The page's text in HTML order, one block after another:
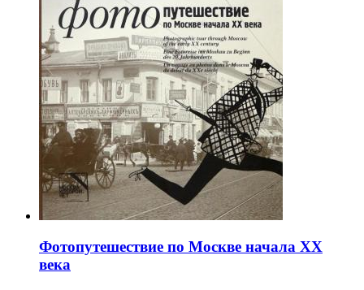
Фотопутешествие по Москве начала XX
века